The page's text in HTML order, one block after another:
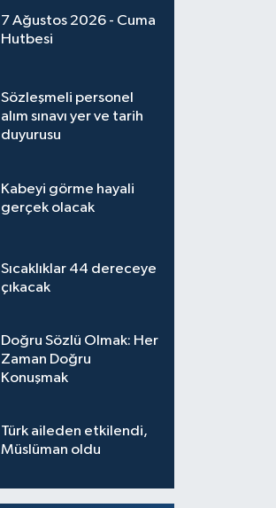
7 Ağustos 2026 - Cuma
Hutbesi
Sözleşmeli personel
alım sınavı yer ve tarih
duyurusu
Kabeyi görme hayali
gerçek olacak
Sıcaklıklar 44 dereceye
çıkacak
Doğru Sözlü Olmak: Her
Zaman Doğru
Konuşmak
Türk aileden etkilendi,
Müslüman oldu